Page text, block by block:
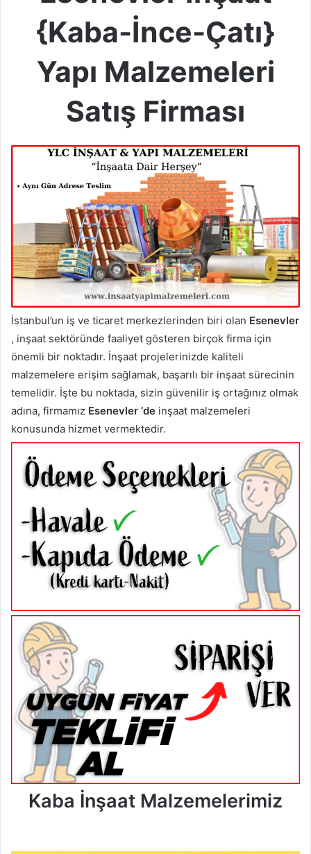
{Kaba-İnce-Çatı}
Yapı Malzemeleri
Satış Firması
İstanbul’un iş ve ticaret merkezlerinden biri olan Esenevler
, inşaat sektöründe faaliyet gösteren birçok firma için
önemli bir noktadır. İnşaat projelerinizde kaliteli
malzemelere erişim sağlamak, başarılı bir inşaat sürecinin
temelidir. İşte bu noktada, sizin güvenilir iş ortağınız olmak
adına, firmamız Esenevler ‘de inşaat malzemeleri
konusunda hizmet vermektedir.
Kaba İnşaat Malzemelerimiz